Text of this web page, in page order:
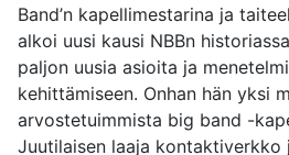
Band’n kapellimestarina ja
alkoi uusi kausi NBBn
paljon uusia asioita ja
kehittämiseen. Onhan hän yksi
arvostetuimmista big band -
Juutilaisen laaja kontaktiverkko